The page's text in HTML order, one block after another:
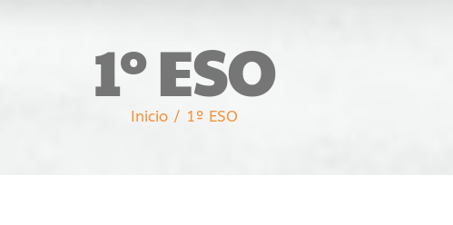
1º ESO
Inicio 1º ESO